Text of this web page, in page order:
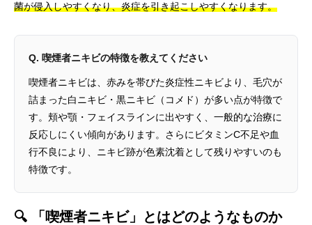
菌が侵入しやすくなり、炎症を引き起こしやすくなります。
Q. 喫煙者ニキビの特徴を教えてください
喫煙者ニキビは、赤みを帯びた炎症性ニキビより、毛穴が
詰まった白ニキビ・黒ニキビ（コメド）が多い点が特徴で
す。頬や顎・フェイスラインに出やすく、一般的な治療に
反応しにくい傾向があります。さらにビタミンC不足や血
行不良により、ニキビ跡が色素沈着として残りやすいのも
特徴です。
🔍 「喫煙者ニキビ」とはどのようなものか